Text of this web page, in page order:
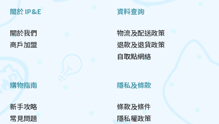
關於 IP&E
關於我們
商戶加盟
資料查詢
物流及配送政策
退款及退貨政策
自取點網絡
購物指南
新手攻略
常見問題
隱私及條款
條款及條件
隱私權政策